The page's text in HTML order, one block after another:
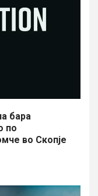
бара
по
во Скопје